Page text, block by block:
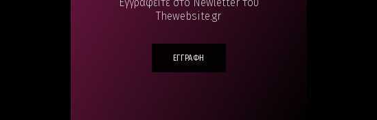
Thewebsite.gr
ΕΓΓΡΑΦΗ